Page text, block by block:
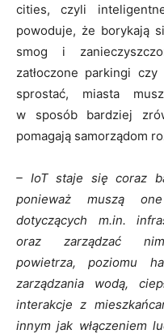
cities, czyli
powoduje, że borykają
smog i
zatłoczone parkingi
sprostać, miasta
w sposób bardziej
pomagają samorządom
– IoT staje się coraz
ponieważ muszą
dotyczących m.in.
oraz zarządzać
powietrza, poziomu
zarządzania wodą,
interakcje z
innym jak włączeniem